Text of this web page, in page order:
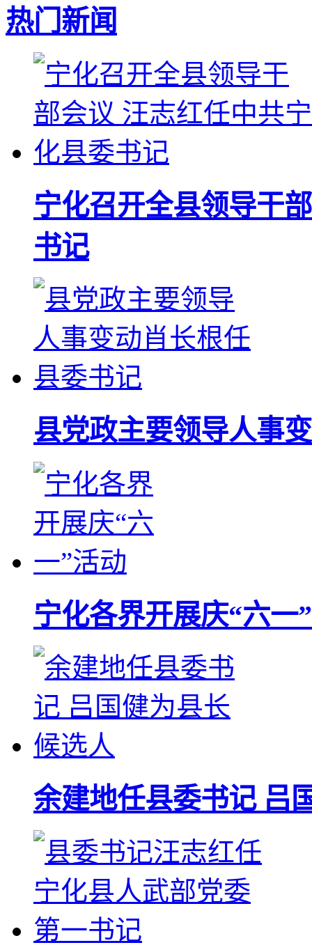
热门新闻
宁化召开全县领导干
书记
县党政主要领导人事
宁化各界开展庆“六一
余建地任县委书记 吕